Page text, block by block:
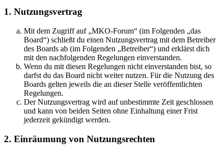
1. Nutzungsvertrag
Mit dem Zugriff auf „MKO-Forum“ (im Folgenden „das
Board“) schließt du einen Nutzungsvertrag mit dem Betreiber
des Boards ab (im Folgenden „Betreiber“) und erklärst dich
mit den nachfolgenden Regelungen einverstanden.
Wenn du mit diesen Regelungen nicht einverstanden bist, so
darfst du das Board nicht weiter nutzen. Für die Nutzung des
Boards gelten jeweils die an dieser Stelle veröffentlichten
Regelungen.
Der Nutzungsvertrag wird auf unbestimmte Zeit geschlossen
und kann von beiden Seiten ohne Einhaltung einer Frist
jederzeit gekündigt werden.
2. Einräumung von Nutzungsrechten